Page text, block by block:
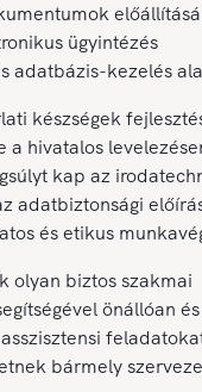
ügyintézés
adatbázis-kezelés
készségek
hivatalos
kap az
adatbiztonsági
és etikus
olyan biztos szakmai
önállóan és
bármely